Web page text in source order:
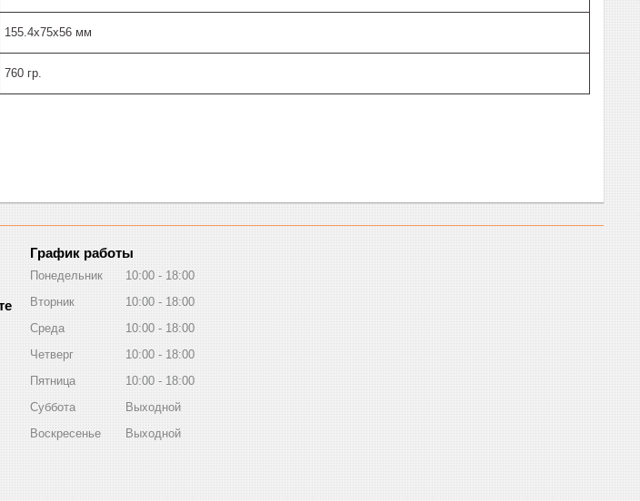
155.4х75х56 мм
760 гр.
График работы
Понедельник 10:00
18:00
Вторник
10:00
18:00
Среда
10:00
18:00
Четверг
10:00
18:00
Пятница
10:00
18:00
Суббота
Выходной
Воскресенье
Выходной